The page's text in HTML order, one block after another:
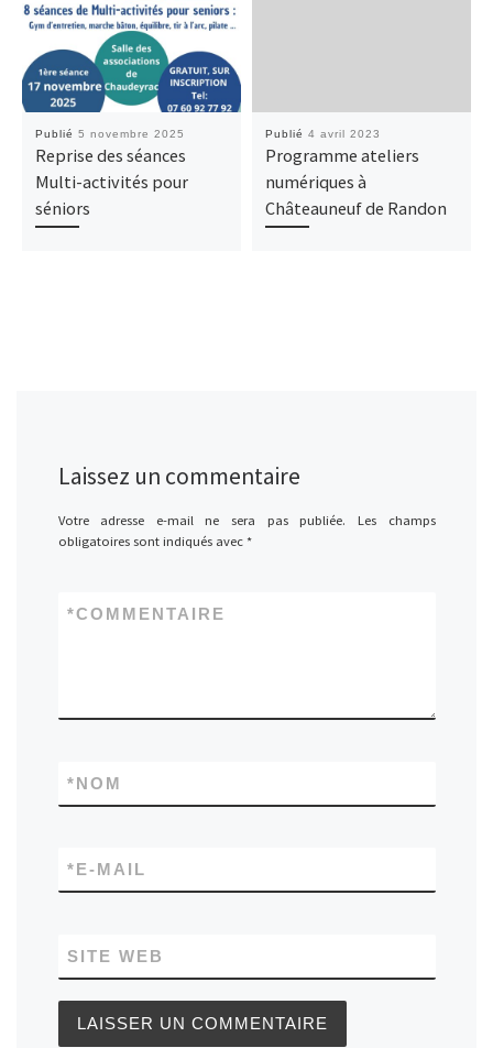
Publié 5 novembre 2025
Reprise des séances
Multi-activités pour
séniors
Publié 4 avril 2023
Programme ateliers
numériques à
Châteauneuf de Randon
Laissez un commentaire
Votre adresse e-mail ne sera pas publiée.
Les champs
obligatoires sont indiqués avec *
COMMENTAIRE
*
NOM
*
E-MAIL
*
SITE WEB